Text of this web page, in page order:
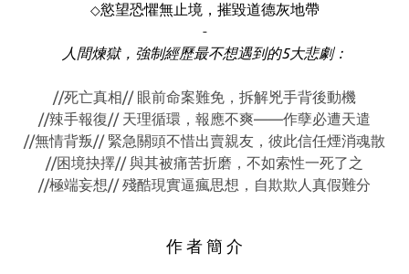
◇慾望恐懼無止境，摧毀道德灰地帶
-
人間煉獄，強制經歷最不想遇到的5大悲劇：
//死亡真相// 眼前命案難免，拆解兇手背後動機
//辣手報復// 天理循環，報應不爽——作孽必遭天遣
//無情背叛// 緊急關頭不惜出賣親友，彼此信任煙消魂散
//困境抉擇// 與其被痛苦折磨，不如索性一死了之
//極端妄想// 殘酷現實逼瘋思想，自欺欺人真假難分
作 者 簡 介